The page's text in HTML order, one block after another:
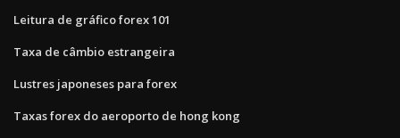
Leitura de gráfico forex 101
Taxa de câmbio estrangeira
Lustres japoneses para forex
Taxas forex do aeroporto de hong kong